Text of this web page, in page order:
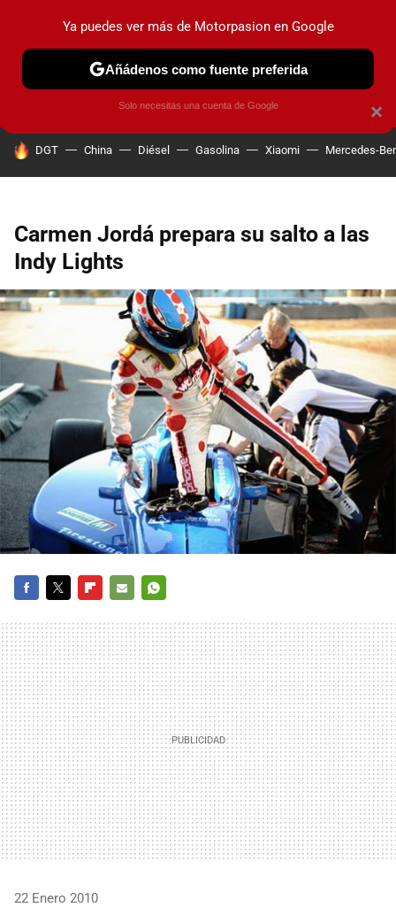
PRUEBAS COCHES ELÉCTRICOS OBSERVATORIO
HOY SE HABLA DE
DGT China Diésel Gasolina Xiaomi Mercedes-
Carmen Jordá prepara su salto a las
Indy Lights
MAIL
22 Enero 2010
×
Ya puedes ver más de Motorpasion en Google
Añádenos como fuente preferida
Solo necesitas una cuenta de Google